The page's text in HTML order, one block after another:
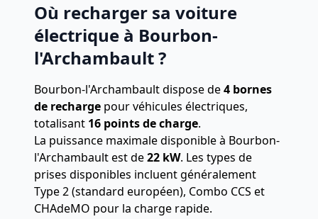
Où recharger sa voiture
électrique à Bourbon-
l'Archambault ?
Bourbon-l'Archambault dispose de4 bornes
de recharge pour véhicules électriques,
totalisant 16 points de charge.
La puissance maximale disponible à Bourbon-
l'Archambault est de22 kW. Les types de
prises disponibles incluent généralement
Type 2 (standard européen), Combo CCS et
CHAdeMO pour la charge rapide.